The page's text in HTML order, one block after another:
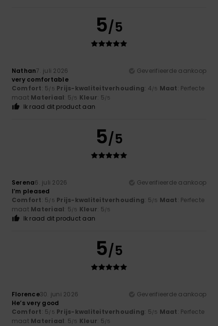
5/5
Nathan7. juli 2026
Geverifieerde aankoop
very comfortable
Comfort: 5/5 Prijs-kwaliteitverhouding: 4/5 Maat: Perfecte
maat Materiaal: 5/5 Kleur: 5/5
Ik raad dit product aan
5/5
Serena6. juli 2026
Geverifieerde aankoop
I’m pleased
Comfort: 5/5 Prijs-kwaliteitverhouding: 5/5 Maat: Perfecte
maat Materiaal: 5/5 Kleur: 5/5
Ik raad dit product aan
5/5
Florence30. juni 2026
Geverifieerde aankoop
He’s very good
Comfort: 5/5 Prijs-kwaliteitverhouding: 5/5 Maat: Perfecte
maat Materiaal: 5/5 Kleur: 5/5